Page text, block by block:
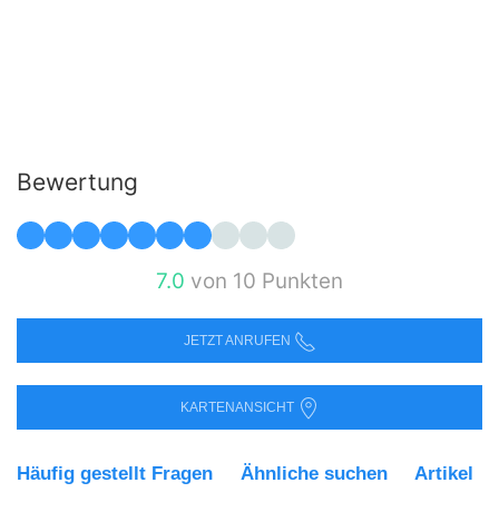
Bewertung
7.0 von 10 Punkten
JETZT ANRUFEN
KARTENANSICHT
Häufig gestellt Fragen Ähnliche suchen Artikel